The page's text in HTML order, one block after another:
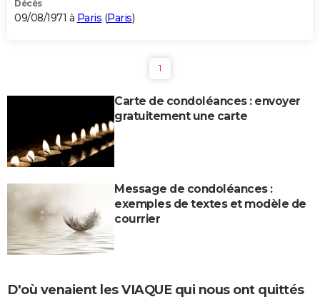
Décès
09/08/1971 à Paris (Paris)
1
Carte de condoléances : envoyer
gratuitement une carte
Message de condoléances :
exemples de textes et modèle de
courrier
D'où venaient les VIAQUE qui nous ont quittés